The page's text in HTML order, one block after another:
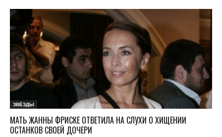
ЗВЁЗДЫ
МАТЬ ЖАННЫ ФРИСКЕ ОТВЕТИЛА НА СЛУХИ О ХИЩЕНИИ
ОСТАНКОВ СВОЕЙ ДОЧЕРИ